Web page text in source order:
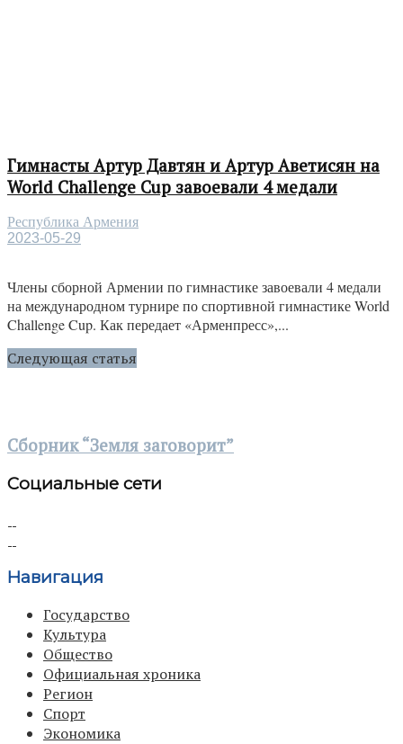
Гимнасты Артур Давтян и Артур Аветисян на
World Challenge Cup завоевали 4 медали
Республика Армения
2023-05-29
Члены сборной Армении по гимнастике завоевали 4 медали
на международном турнире по спортивной гимнастике World
Challenge Cup. Как передает «Арменпресс»,...
Следующая статья
Сборник “Земля заговорит”
Социальные сети
Навигация
Государство
Культура
Общество
Официальная хроника
Регион
Спорт
Экономика